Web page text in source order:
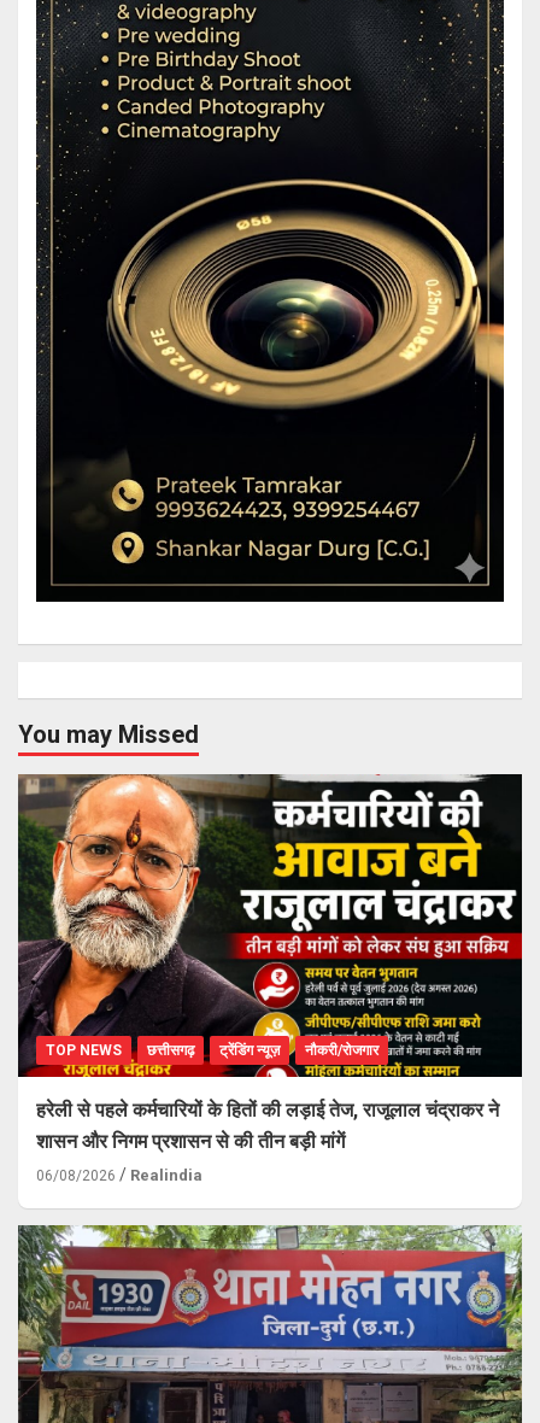
You may Missed
TOP NEWS छत्तीसगढ़ ट्रेंडिंग न्यूज़ नौकरी/रोजगार
हरेली से पहले कर्मचारियों के हितों की लड़ाई तेज, राजूलाल चंद्राकर ने
शासन और निगम प्रशासन से की तीन बड़ी मांगें
06/08/2026 Realindia